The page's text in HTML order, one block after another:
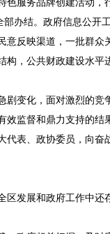
办结。政府信息公开
意反映渠道，一批群
，公共财政建设水
剧变化，面对激烈的
监督和鼎力支持的
代表、政协委员，向
发展和政府工作中还